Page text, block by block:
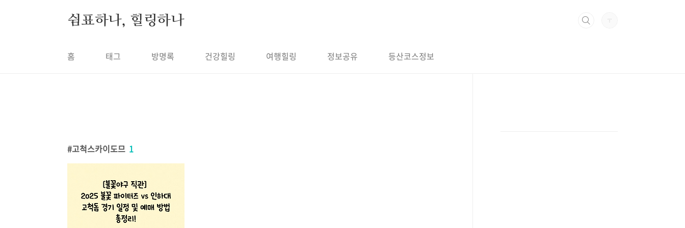
쉼표하나, 힐링하나
홈 태그 방명록 건강힐링 여행힐링 정보공유 등산코스정보
고척스카이도므 1